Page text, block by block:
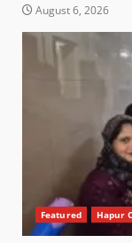
August 6, 2026
Featured Hapur